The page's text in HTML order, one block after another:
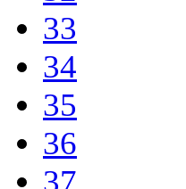
33
34
35
36
37